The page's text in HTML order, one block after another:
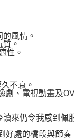
風情。
。
性。
不衰。
、電視動畫及
來仍令我感到佩
處的橋段與節